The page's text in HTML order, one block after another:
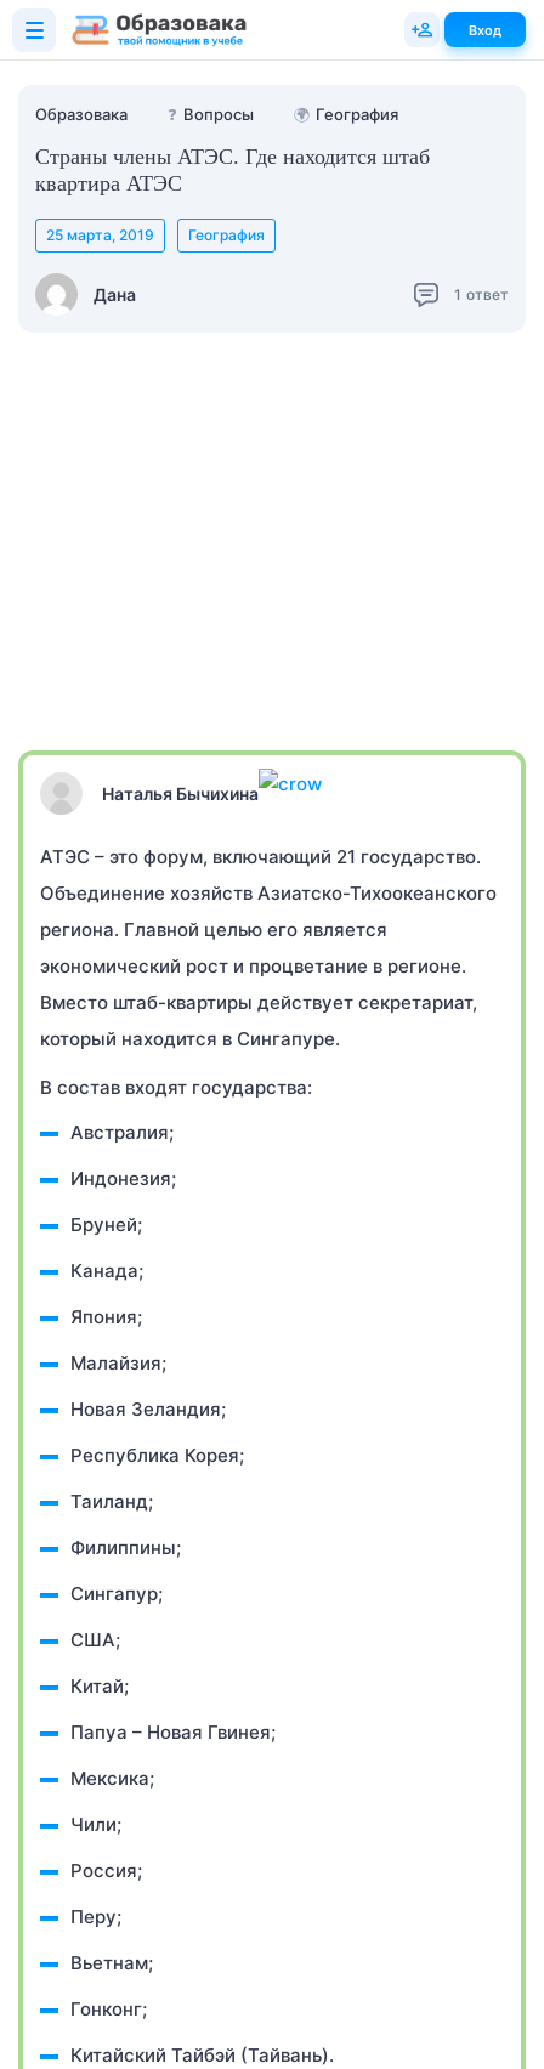
Образовака ❓ Вопросы 🌍 География
Страны члены АТЭС. Где находится штаб
квартира АТЭС
Дана
25 марта, 2019 География
1 ответ
Наталья Бычихина
АТЭС – это форум, включающий 21 государство.
Объединение хозяйств Азиатско-Тихоокеанского
региона. Главной целью его является
экономический рост и процветание в регионе.
Вместо штаб-квартиры действует секретариат,
который находится в Сингапуре.
В состав входят государства:
Австралия;
Индонезия;
Бруней;
Канада;
Япония;
Малайзия;
Новая Зеландия;
Республика Корея;
Таиланд;
Филиппины;
Сингапур;
США;
Китай;
Папуа – Новая Гвинея;
Мексика;
Чили;
Россия;
Перу;
Вьетнам;
Гонконг;
Китайский Тайбэй (Тайвань).
Вход